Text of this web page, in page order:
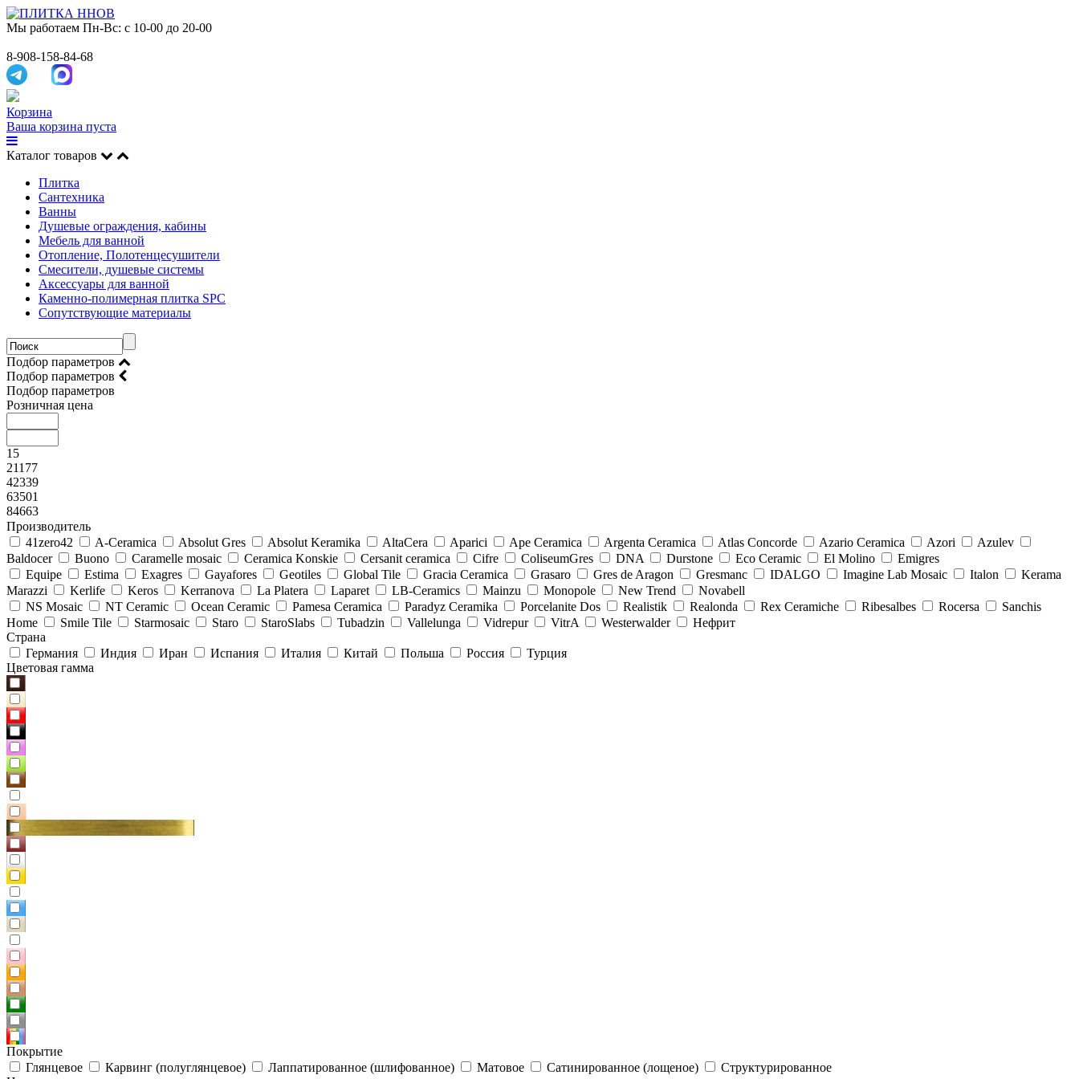
Мы работаем Пн-Вс: с 10-00 до 20-00
8-908-158-84-68
Корзина
Ваша корзина пуста
Каталог товаров
Плитка
Сантехника
Ванны
Душевые ограждения, кабины
Мебель для ванной
Отопление, Полотенцесушители
Смесители, душевые системы
Аксессуары для ванной
Каменно-полимерная плитка SPC
Сопутствующие материалы
Подбор параметров
Подбор параметров
Подбор параметров
Розничная цена
15
21177
42339
63501
84663
Производитель
41zero42
A-Ceramica Absolut Gres Absolut Keramika AltaCera Aparici Ape Ceramica Argenta Ceramica Atlas Concorde Azario Ceramica Azori
Azulev
Baldocer
Buono Caramelle mosaic Ceramica Konskie Cersanit ceramica Cifre ColiseumGres DNA Durstone Eco Ceramic El Molino
Emigres
Equipe
Estima Exagres Gayafores Geotiles Global Tile Gracia Ceramica Grasaro Gres de Aragon Gresmanc IDALGO Imagine Lab Mosaic Italon
Kerama
Marazzi
Kerlife Keros Kerranova La Platera Laparet LB-Ceramics Mainzu Monopole New Trend
Novabell
NS Mosaic
NT Ceramic Ocean Ceramic Pamesa Ceramica Paradyz Сeramika Porcelanite Dos Realistik Realonda Rex Ceramiche Ribesalbes Rocersa
Sanchis
Home
Smile Tile Starmosaic Staro StaroSlabs Tubadzin Vallelunga Vidrepur VitrA Westerwalder
Нефрит
Страна
Германия
Индия Иран Испания Италия Китай Польша Россия
Турция
Цветовая гамма
Покрытие
Глянцевое
Карвинг (полуглянцевое) Лаппатированное (шлифованное) Матовое Сатинированное (лощеное)
Структурированное